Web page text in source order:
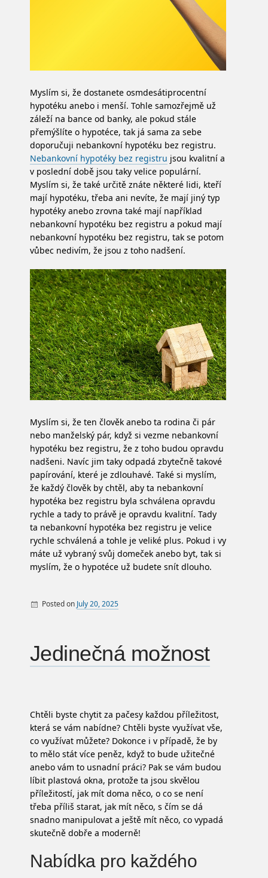
Myslím si, že dostanete osmdesátiprocentní
hypotéku anebo i menší. Tohle samozřejmě už
záleží na bance od banky, ale pokud stále
přemýšlíte o hypotéce, tak já sama za sebe
doporučuji nebankovní hypotéku bez registru.
Nebankovní hypotéky bez registru jsou kvalitní a
v poslední době jsou taky velice populární.
Myslím si, že také určitě znáte některé lidi, kteří
mají hypotéku, třeba ani nevíte, že mají jiný typ
hypotéky anebo zrovna také mají například
nebankovní hypotéku bez registru a pokud mají
nebankovní hypotéku bez registru, tak se potom
vůbec nedivím, že jsou z toho nadšení.
Myslím si, že ten člověk anebo ta rodina či pár
nebo manželský pár, když si vezme nebankovní
hypotéku bez registru, že z toho budou opravdu
nadšeni. Navíc jim taky odpadá zbytečně takové
papírování, které je zdlouhavé. Také si myslím,
že každý člověk by chtěl, aby ta nebankovní
hypotéka bez registru byla schválena opravdu
rychle a tady to právě je opravdu kvalitní. Tady
ta nebankovní hypotéka bez registru je velice
rychle schválená a tohle je veliké plus. Pokud i vy
máte už vybraný svůj domeček anebo byt, tak si
myslím, že o hypotéce už budete snít dlouho.
Posted on July 20, 2025
Jedinečná možnost
Chtěli byste chytit za pačesy každou příležitost,
která se vám nabídne? Chtěli byste využívat vše,
co využívat můžete? Dokonce i v případě, že by
to mělo stát více peněz, když to bude užitečné
anebo vám to usnadní práci? Pak se vám budou
líbit plastová okna, protože ta jsou skvělou
příležitostí, jak mít doma něco, o co se není
třeba příliš starat, jak mít něco, s čím se dá
snadno manipulovat a ještě mít něco, co vypadá
skutečně dobře a moderně!
Nabídka pro každého